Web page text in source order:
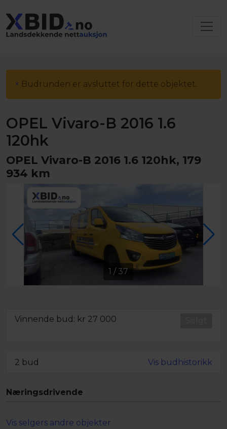
× Budrunden er avsluttet for dette objektet.
OPEL Vivaro-B 2016 1.6
120hk
OPEL Vivaro-B 2016 1.6 120hk, 179
934 km
1 / 37
Vinnende bud: kr 27 000
2 bud Vis budhistorikk
Næringsdrivende
Vis selgers andre objekter